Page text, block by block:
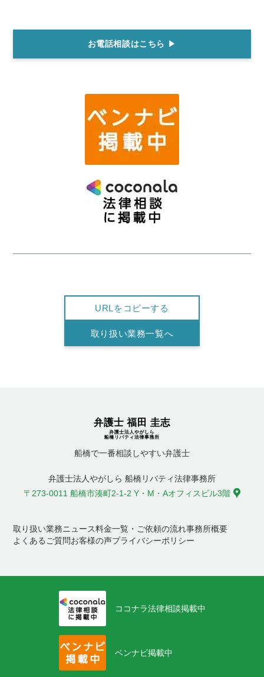
お電話相談はこちら ▶
URLをコピーする
取り扱い業務一覧へ
船橋で一番相談しやすい弁護士
弁護士法人やがしら 船橋リバティ法律事務所
〒273-0011 船橋市湊町2-1-2 Y・M・Aオフィスビル3階
取り扱い業務ニュース料金一覧・ご依頼の流れ事務所概要
よくあるご質問お客様の声プライバシーポリシー
ココナラ法律相談掲載中
ベンナビ掲載中